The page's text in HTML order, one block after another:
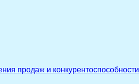
продаж и конкурентоспособности